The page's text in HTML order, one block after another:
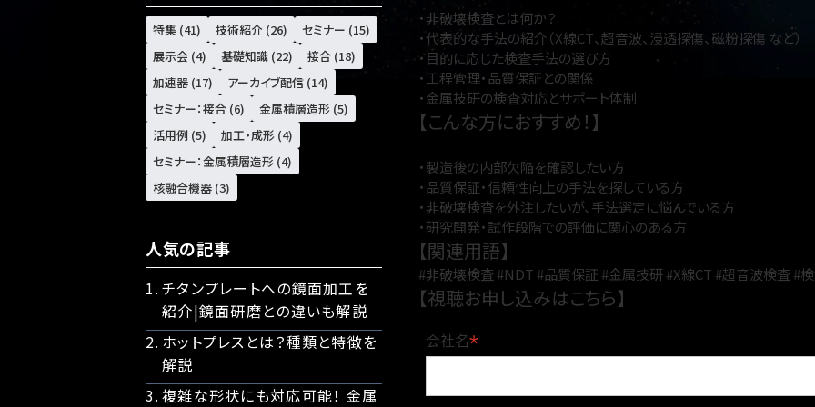
・非破壊検査とは何か？
・代表的な手法の紹介（X線CT、超音波、浸透探傷、磁粉探傷 など）
・目的に応じた検査手法の選び方
・工程管理・品質保証との関係
・金属技研の検査対応とサポート体制
【こんな方におすすめ！】
・製造後の内部欠陥を確認したい方
・品質保証・信頼性向上の手法を探している方
・非破壊検査を外注したいが、手法選定に悩んでいる方
・研究開発・試作段階での評価に関心のある方
【関連用語】
#非破壊検査 #NDT #品質保証 #金属技研 #X線CT #超音波検査 #
【視聴お申し込みはこちら】
特集 (41) 技術紹介 (26)
セミナー (15)
展示会 (4)
基礎知識 (22)
接合 (18)
加速器 (17)
アーカイブ配信 (14)
セミナー：接合 (6)
金属積層造形 (5)
活用例 (5)
加工・成形 (4)
セミナー：金属積層造形 (4)
核融合機器 (3)
人気の記事
チタンプレートへの鏡面加工を
紹介|鏡面研磨との違いも解説
ホットプレスとは？種類と特徴を
解説
複雑な形状にも対応可能！ 金属